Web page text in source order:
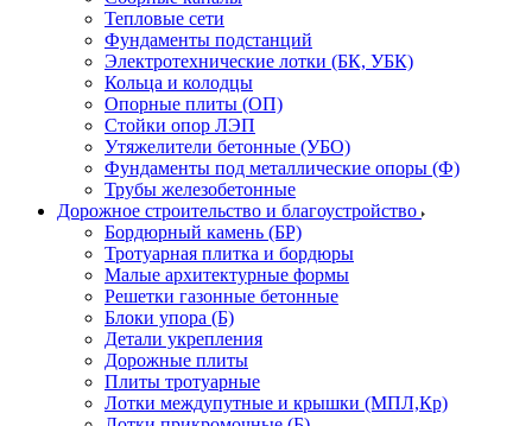
Тепловые сети
Фундаменты подстанций
Электротехнические лотки (БК, УБК)
Кольца и колодцы
Опорные плиты (ОП)
Стойки опор ЛЭП
Утяжелители бетонные (УБО)
Фундаменты под металлические опоры (Ф)
Трубы железобетонные
Дорожное строительство и благоустройство
Бордюрный камень (БР)
Тротуарная плитка и бордюры
Малые архитектурные формы
Решетки газонные бетонные
Блоки упора (Б)
Детали укрепления
Дорожные плиты
Плиты тротуарные
Лотки междупутные и крышки (МПЛ,Кр)